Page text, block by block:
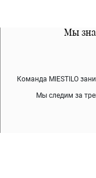
Мы
Команда MIESTILO
Мы следим за
Все наши
Мы используем
содержит
Во время доставки
что вам